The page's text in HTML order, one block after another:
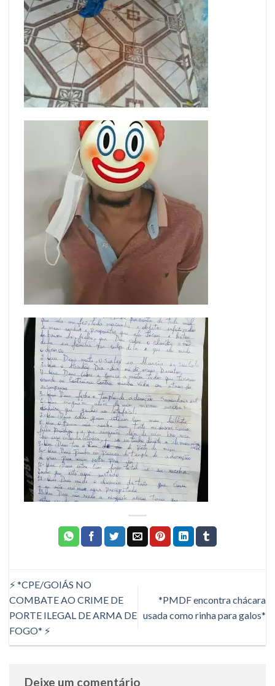
⚡ *CPE/GOIÁS NO
COMBATE AO CRIME DE
PORTE ILEGAL DE ARMA DE
FOGO* ⚡
*PMDF encontra chácara
usada como rinha para galos*
Deixe um comentário